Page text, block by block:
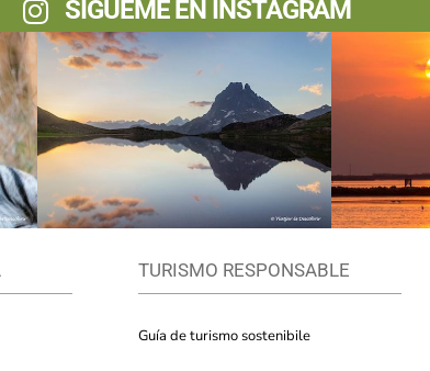
SÍGUEME EN INSTAGRAM
TURISMO RESPONSABLE
Guía de turismo sostenibile